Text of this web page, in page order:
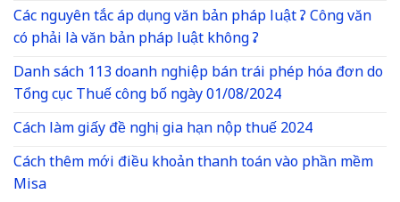
Các nguyên tắc áp dụng văn bản pháp luật ? Công văn
có phải là văn bản pháp luật không ?
Danh sách 113 doanh nghiệp bán trái phép hóa đơn do
Tổng cục Thuế công bố ngày 01/08/2024
Cách làm giấy đề nghị gia hạn nộp thuế 2024
Cách thêm mới điều khoản thanh toán vào phần mềm
Misa